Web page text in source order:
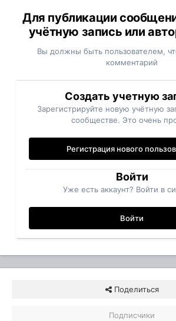
Для публикации
учётную запись или
Вы должны быть пользователем,
комментарий
Создать учетную
Зарегистрируйте новую учётную
сообществе. Это очень
Регистрация нового
Войти
Уже есть аккаунт? Войти в
Войти
Поделиться
Подписчики